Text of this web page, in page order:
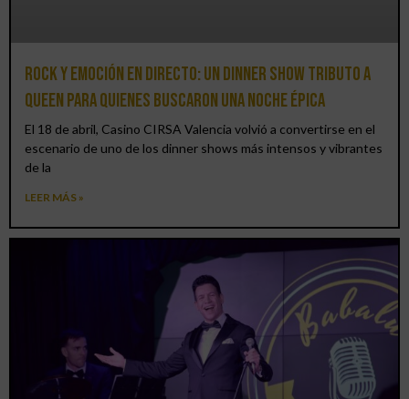
Rock y emoción en directo: un Dinner Show Tributo a
Queen para quienes buscaron una noche épica
El 18 de abril, Casino CIRSA Valencia volvió a convertirse en el
escenario de uno de los dinner shows más intensos y vibrantes
de la
LEER MÁS »